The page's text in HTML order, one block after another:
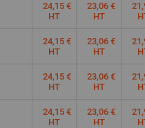
24,15 €
HT
23,06 €
HT
24,15 €
HT
23,06 €
HT
24,15 €
HT
23,06 €
HT
24,15 €
HT
23,06 €
HT